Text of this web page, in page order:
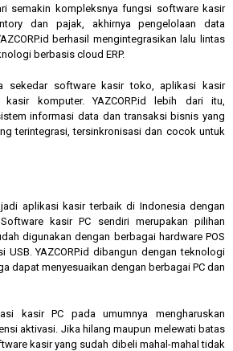
semakin kompleksnya fungsi software kasir
dan pajak, akhirnya pengelolaan data
berhasil mengintegrasikan lalu lintas
berbasis cloud ERP.
sekedar software kasir toko, aplikasi kasir
komputer. YAZCORP.id lebih dari itu,
informasi data dan transaksi bisnis yang
terintegrasi, tersinkronisasi dan cocok untuk
aplikasi kasir terbaik di Indonesia dengan
kasir PC sendiri merupakan pilihan
digunakan dengan berbagai hardware POS
USB. YAZCORP.id dibangun dengan teknologi
dapat menyesuaikan dengan berbagai PC dan
kasir PC pada umumnya mengharuskan
aktivasi. Jika hilang maupun melewati batas
kasir yang sudah dibeli mahal-mahal tidak